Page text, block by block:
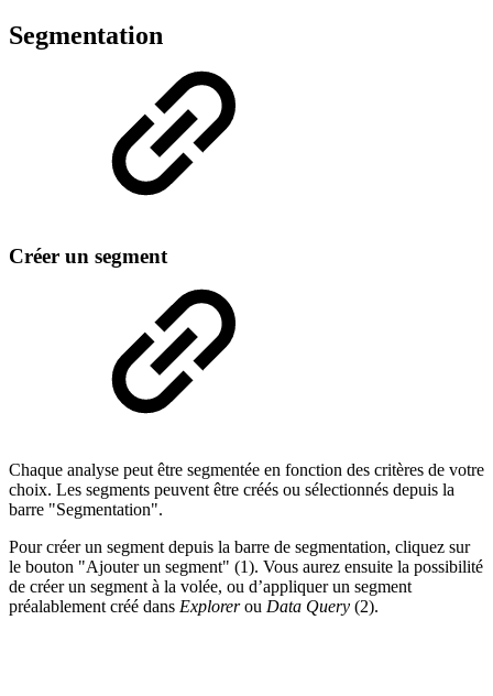
Segmentation
Créer un segment
Chaque analyse peut être segmentée en fonction des critères de votre
choix. Les segments peuvent être créés ou sélectionnés depuis la
barre "Segmentation".
Pour créer un segment depuis la barre de segmentation, cliquez sur
le bouton "Ajouter un segment" (1). Vous aurez ensuite la possibilité
de créer un segment à la volée, ou d’appliquer un segment
préalablement créé dans Explorerou Data Query (2).